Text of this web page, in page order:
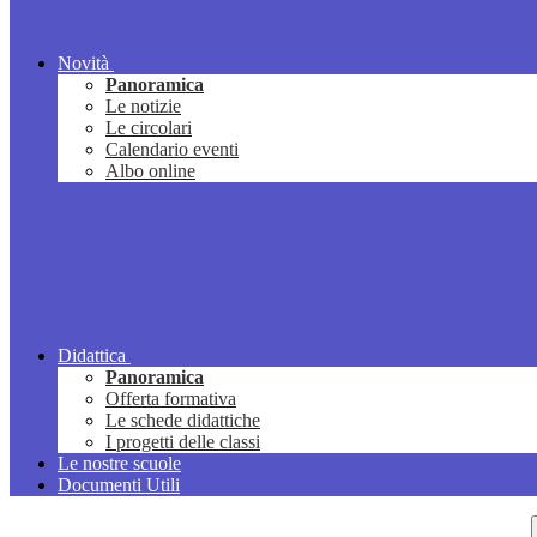
Novità
Panoramica
Le notizie
Le circolari
Calendario eventi
Albo online
Didattica
Panoramica
Offerta formativa
Le schede didattiche
I progetti delle classi
Le nostre scuole
Documenti Utili